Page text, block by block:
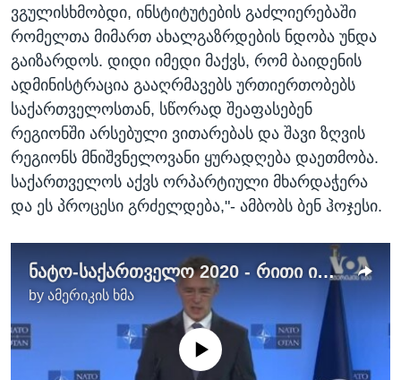
ვგულისხმობდი, ინსტიტუტების გაძლიერებაში
რომელთა მიმართ ახალგაზრდების ნდობა უნდა
გაიზარდოს. დიდი იმედი მაქვს, რომ ბაიდენის
ადმინისტრაცია გააღრმავებს ურთიერთობებს
საქართველოსთან, სწორად შეაფასებენ
რეგიონში არსებული ვითარებას და შავი ზღვის
რეგიონს მნიშვნელოვანი ყურადღება დაეთმობა.
საქართველოს აქვს ორპარტიული მხარდაჭერა
და ეს პროცესი გრძელდება,"- ამბობს ბენ ჰოჯესი.
ნატო-საქართველო 2020 - რითი იყო გამორჩეული მიმდინარე წელი?
by ამერიკის ხმა
No media source currently available